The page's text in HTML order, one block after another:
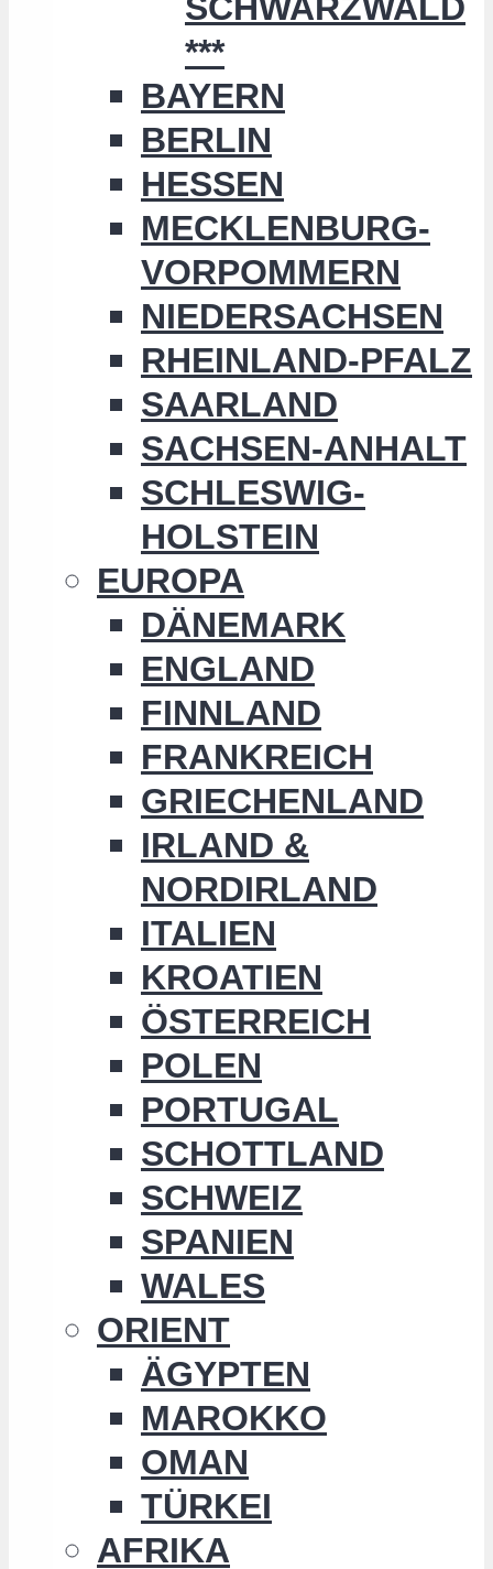
***
BAYERN
BERLIN
HESSEN
MECKLENBURG-
VORPOMMERN
NIEDERSACHSEN
RHEINLAND-PFALZ
SAARLAND
SACHSEN-ANHALT
SCHLESWIG-
HOLSTEIN
EUROPA
DÄNEMARK
ENGLAND
FINNLAND
FRANKREICH
GRIECHENLAND
IRLAND &
NORDIRLAND
ITALIEN
KROATIEN
ÖSTERREICH
POLEN
PORTUGAL
SCHOTTLAND
SCHWEIZ
SPANIEN
WALES
ORIENT
ÄGYPTEN
MAROKKO
OMAN
TÜRKEI
AFRIKA